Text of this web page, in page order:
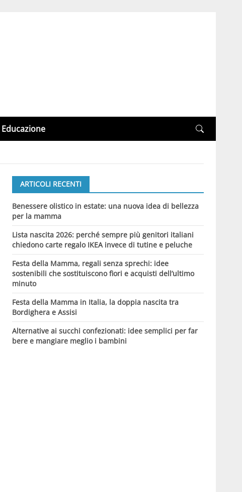
Educazione
ARTICOLI RECENTI
Benessere olistico in estate: una nuova idea di bellezza
per la mamma
Lista nascita 2026: perché sempre più genitori italiani
chiedono carte regalo IKEA invece di tutine e peluche
Festa della Mamma, regali senza sprechi: idee
sostenibili che sostituiscono fiori e acquisti dell’ultimo
minuto
Festa della Mamma in Italia, la doppia nascita tra
Bordighera e Assisi
Alternative ai succhi confezionati: idee semplici per far
bere e mangiare meglio i bambini